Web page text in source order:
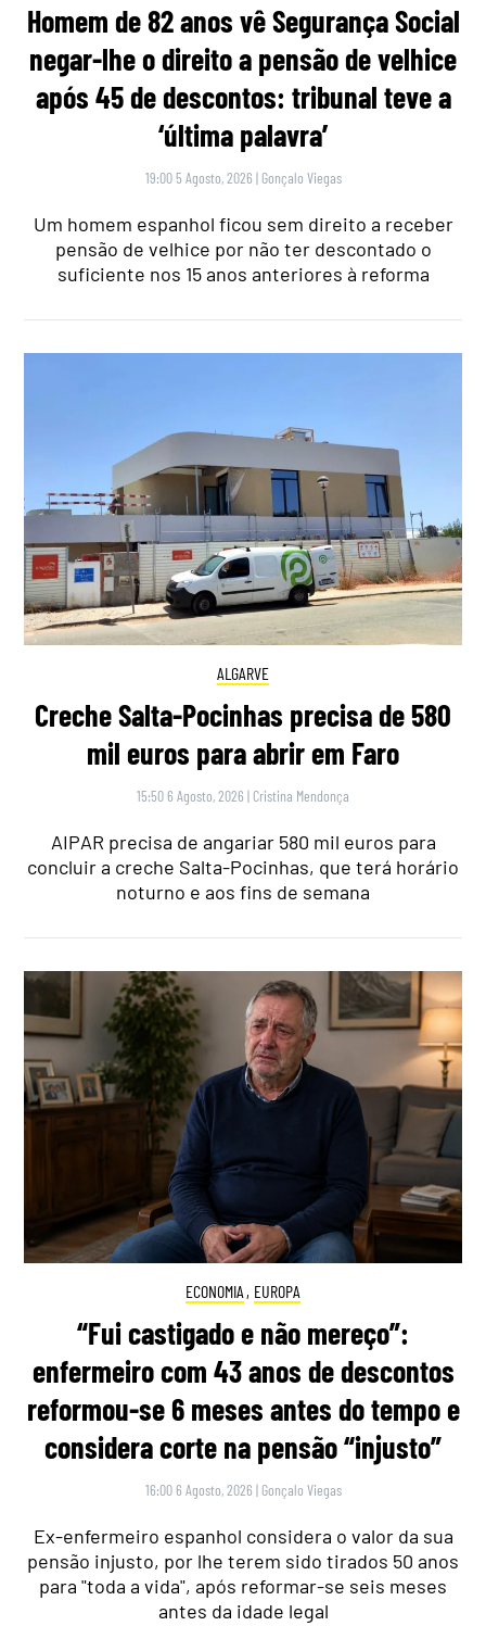
Homem de 82 anos vê Segurança Social
negar-lhe o direito a pensão de velhice
após 45 de descontos: tribunal teve a
‘última palavra’
19:00 5 Agosto, 2026 | Gonçalo Viegas
Um homem espanhol ficou sem direito a receber
pensão de velhice por não ter descontado o
suficiente nos 15 anos anteriores à reforma
ALGARVE
Creche Salta-Pocinhas precisa de 580
mil euros para abrir em Faro
15:50 6 Agosto, 2026 | Cristina Mendonça
AIPAR precisa de angariar 580 mil euros para
concluir a creche Salta-Pocinhas, que terá horário
noturno e aos fins de semana
ECONOMIA , EUROPA
“Fui castigado e não mereço”:
enfermeiro com 43 anos de descontos
reformou-se 6 meses antes do tempo e
considera corte na pensão “injusto”
16:00 6 Agosto, 2026 | Gonçalo Viegas
Ex-enfermeiro espanhol considera o valor da sua
pensão injusto, por lhe terem sido tirados 50 anos
para "toda a vida", após reformar-se seis meses
antes da idade legal